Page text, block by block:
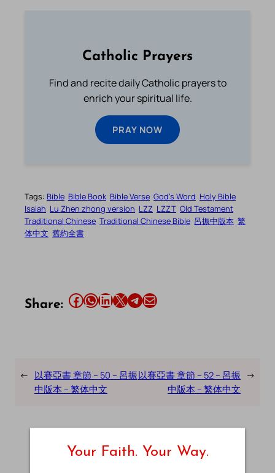
Catholic Prayers
Find and recite daily Catholic prayers to
enrich your spiritual life.
PRAY NOW
Tags: Bible Bible Book Bible Verse God’s Word Holy Bible
Isaiah Lu Zhen zhong version LZZ LZZT Old Testament
Traditional Chinese Traditional Chinese Bible 呂振中版本 繁
体中文 舊約全書
Share: Share this article on Facebook Share this article on WhatsApp Share this article on LinkedIn Share this article on X Share this article on TelegramEmail this Article
← 以賽亞書 章節 – 50 – 呂振
中版本 – 繁体中文
以賽亞書 章節 – 52 – 呂振
中版本 – 繁体中文
→
Your Faith. Your Way.